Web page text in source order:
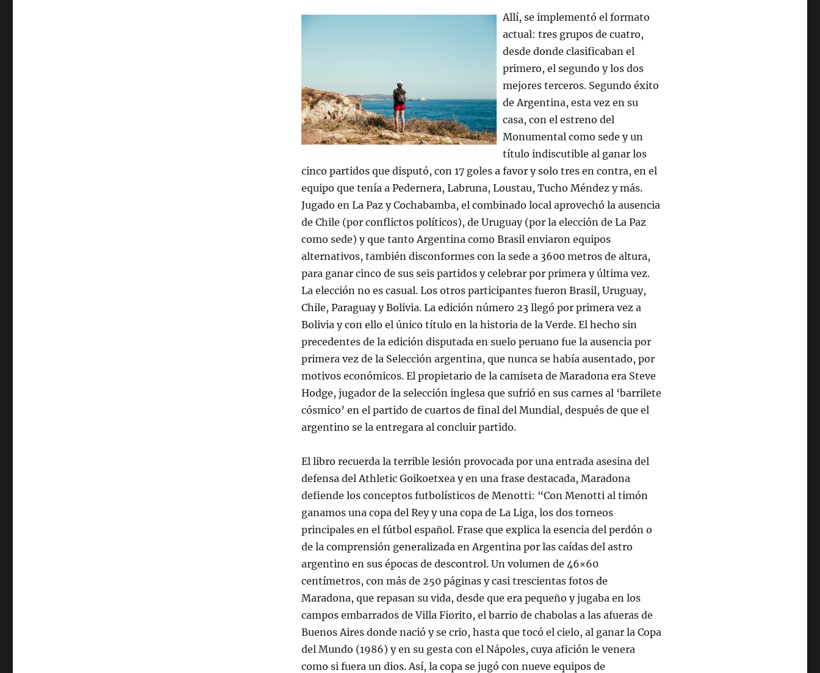
Allí, se implementó el formato
actual: tres grupos de cuatro,
desde donde clasificaban el
primero, el segundo y los dos
mejores terceros. Segundo éxito
de Argentina, esta vez en su
casa, con el estreno del
Monumental como sede y un
título indiscutible al ganar los
cinco partidos que disputó, con 17 goles a favor y solo tres en contra, en el
equipo que tenía a Pedernera, Labruna, Loustau, Tucho Méndez y más.
Jugado en La Paz y Cochabamba, el combinado local aprovechó la ausencia
de Chile (por conflictos políticos), de Uruguay (por la elección de La Paz
como sede) y que tanto Argentina como Brasil enviaron equipos
alternativos, también disconformes con la sede a 3600 metros de altura,
para ganar cinco de sus seis partidos y celebrar por primera y última vez.
La elección no es casual. Los otros participantes fueron Brasil, Uruguay,
Chile, Paraguay y Bolivia. La edición número 23 llegó por primera vez a
Bolivia y con ello el único título en la historia de la Verde. El hecho sin
precedentes de la edición disputada en suelo peruano fue la ausencia por
primera vez de la Selección argentina, que nunca se había ausentado, por
motivos económicos. El propietario de la camiseta de Maradona era Steve
Hodge, jugador de la selección inglesa que sufrió en sus carnes al ‘barrilete
cósmico’ en el partido de cuartos de final del Mundial, después de que el
argentino se la entregara al concluir partido.
El libro recuerda la terrible lesión provocada por una entrada asesina del
defensa del Athletic Goikoetxea y en una frase destacada, Maradona
defiende los conceptos futbolísticos de Menotti: “Con Menotti al timón
ganamos una copa del Rey y una copa de La Liga, los dos torneos
principales en el fútbol español. Frase que explica la esencia del perdón o
de la comprensión generalizada en Argentina por las caídas del astro
argentino en sus épocas de descontrol. Un volumen de 46×60
centímetros, con más de 250 páginas y casi trescientas fotos de
Maradona, que repasan su vida, desde que era pequeño y jugaba en los
campos embarrados de Villa Fiorito, el barrio de chabolas a las afueras de
Buenos Aires donde nació y se crio, hasta que tocó el cielo, al ganar la Copa
del Mundo (1986) y en su gesta con el Nápoles, cuya afición le venera
como si fuera un dios. Así, la copa se jugó con nueve equipos de